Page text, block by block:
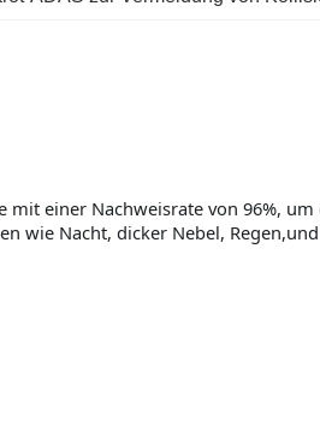
einer Nachweisrate von 96%,
wie Nacht, dicker Nebel,